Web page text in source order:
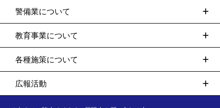
警備業について
教育事業について
各種施策について
広報活動